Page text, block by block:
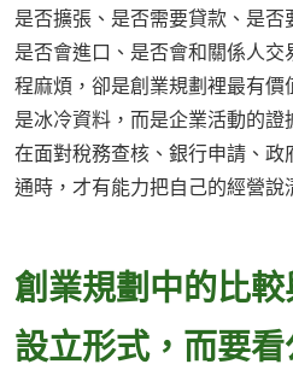
是否擴張、是否需要貸款、是否
是否會進口、是否會和關係人
程麻煩，卻是創業規劃裡最有
是冰冷資料，而是企業活動的
在面對稅務查核、銀行申請、
通時，才有能力把自己的經營說
創業規劃中的比
設立形式，而要